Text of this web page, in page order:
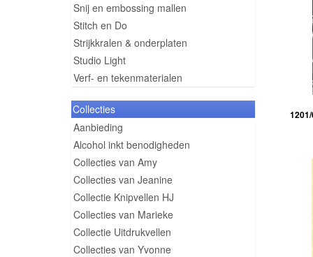
Snij en embossing mallen
Stitch en Do
Strijkkralen & onderplaten
Studio Light
Verf- en tekenmaterialen
Collecties
Aanbieding
Alcohol inkt benodigheden
Collecties van Amy
Collecties van Jeanine
Collectie Knipvellen HJ
Collecties van Marieke
Collectie Uitdrukvellen
Collecties van Yvonne